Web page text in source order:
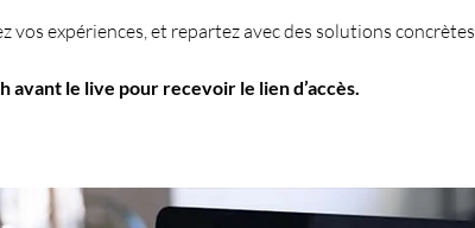
vos expériences, et repartez avec des solutions concrètes.
avant le live pour recevoir le lien d’accès.